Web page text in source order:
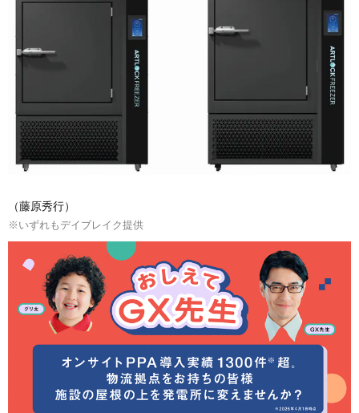
（藤原秀行）
※いずれもデイブレイク提供